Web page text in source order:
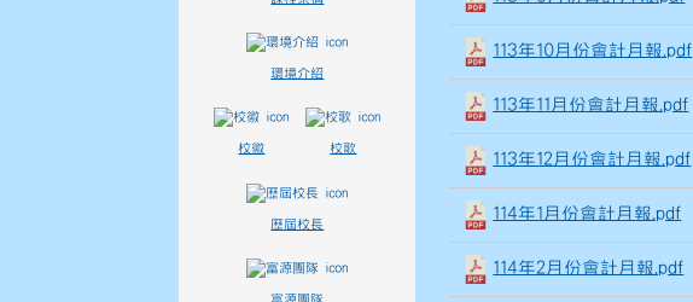
環境介紹
校徽 校歌
歷屆校長
富源團隊
113年10月份會計月報.pdf
113年11月份會計月報.pdf
113年12月份會計月報.pdf
114年1月份會計月報.pdf
114年2月份會計月報.pdf